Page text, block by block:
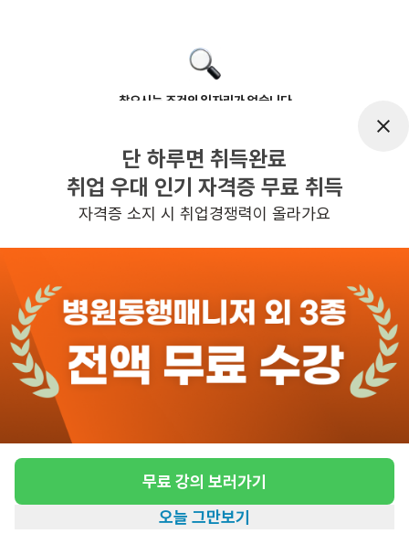
찾으시는 조건의 일자리가 없습니다
반경 3KM 이내의 일자리 확인하기
단 하루면 취득완료
취업 우대 인기 자격증 무료 취득
자격증 소지 시 취업경쟁력이 올라가요
무료 강의 보러가기
오늘 그만보기